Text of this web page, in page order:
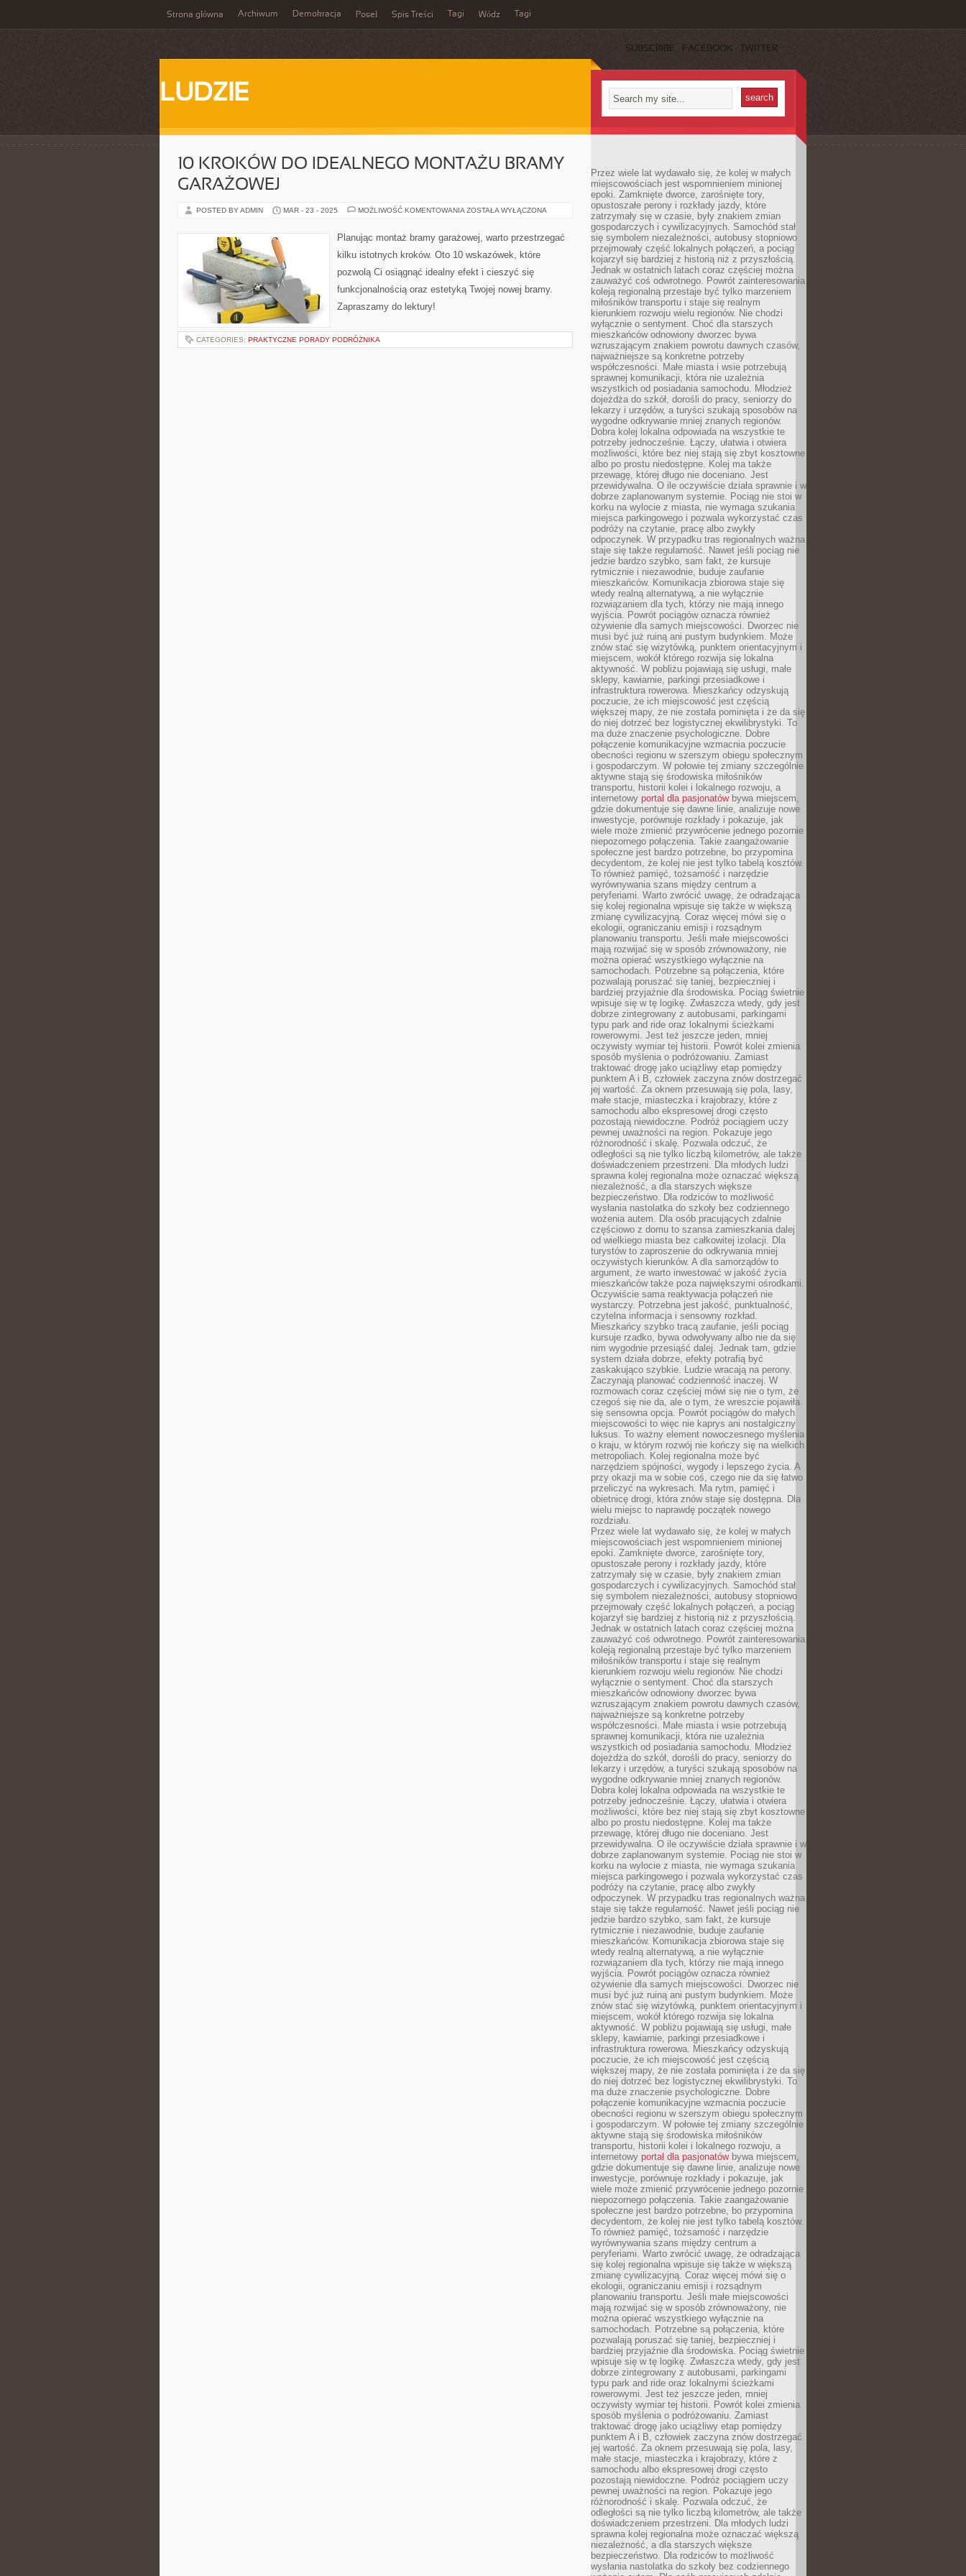
Strona główna Archiwum Demokracja Poseł Spis Treści Tagi Wódz Tagi
SUBSCRIBE FACEBOOK TWITTER
LUDZIE
10 KROKÓW DO IDEALNEGO MONTAŻU BRAMY
GARAŻOWEJ
POSTED BY ADMIN MAR - 23 - 2025 MOŻLIWOŚĆ KOMENTOWANIA 10
IDEALNEGO
MONTAŻU
GARAŻOWEJ
ZOSTAŁA WYŁĄCZONA
Planując montaż bramy garażowej, warto przestrzegać
kilku istotnych kroków. Oto 10 wskazówek, które
pozwolą Ci osiągnąć idealny efekt i cieszyć się
funkcjonalnością oraz estetyką Twojej nowej bramy.
Zapraszamy do lektury!
CATEGORIES: PRAKTYCZNE PORADY PODRÓŻNIKA
Przez wiele lat wydawało się, że kolej w małych
miejscowościach jest wspomnieniem minionej
epoki. Zamknięte dworce, zarośnięte tory,
opustoszałe perony i rozkłady jazdy, które
zatrzymały się w czasie, były znakiem zmian
gospodarczych i cywilizacyjnych. Samochód stał
się symbolem niezależności, autobusy stopniowo
przejmowały część lokalnych połączeń, a pociąg
kojarzył się bardziej z historią niż z przyszłością.
Jednak w ostatnich latach coraz częściej można
zauważyć coś odwrotnego. Powrót zainteresowania
koleją regionalną przestaje być tylko marzeniem
miłośników transportu i staje się realnym
kierunkiem rozwoju wielu regionów. Nie chodzi
wyłącznie o sentyment. Choć dla starszych
mieszkańców odnowiony dworzec bywa
wzruszającym znakiem powrotu dawnych czasów,
najważniejsze są konkretne potrzeby
współczesności. Małe miasta i wsie potrzebują
sprawnej komunikacji, która nie uzależnia
wszystkich od posiadania samochodu. Młodzież
dojeżdża do szkół, dorośli do pracy, seniorzy do
lekarzy i urzędów, a turyści szukają sposobów na
wygodne odkrywanie mniej znanych regionów.
Dobra kolej lokalna odpowiada na wszystkie te
potrzeby jednocześnie. Łączy, ułatwia i otwiera
możliwości, które bez niej stają się zbyt kosztowne
albo po prostu niedostępne. Kolej ma także
przewagę, której długo nie doceniano. Jest
przewidywalna. O ile oczywiście działa sprawnie i w
dobrze zaplanowanym systemie. Pociąg nie stoi w
korku na wylocie z miasta, nie wymaga szukania
miejsca parkingowego i pozwala wykorzystać czas
podróży na czytanie, pracę albo zwykły
odpoczynek. W przypadku tras regionalnych ważna
staje się także regularność. Nawet jeśli pociąg nie
jedzie bardzo szybko, sam fakt, że kursuje
rytmicznie i niezawodnie, buduje zaufanie
mieszkańców. Komunikacja zbiorowa staje się
wtedy realną alternatywą, a nie wyłącznie
rozwiązaniem dla tych, którzy nie mają innego
wyjścia. Powrót pociągów oznacza również
ożywienie dla samych miejscowości. Dworzec nie
musi być już ruiną ani pustym budynkiem. Może
znów stać się wizytówką, punktem orientacyjnym i
miejscem, wokół którego rozwija się lokalna
aktywność. W pobliżu pojawiają się usługi, małe
sklepy, kawiarnie, parkingi przesiadkowe i
infrastruktura rowerowa. Mieszkańcy odzyskują
poczucie, że ich miejscowość jest częścią
większej mapy, że nie została pominięta i że da się
do niej dotrzeć bez logistycznej ekwilibrystyki. To
ma duże znaczenie psychologiczne. Dobre
połączenie komunikacyjne wzmacnia poczucie
obecności regionu w szerszym obiegu społecznym
i gospodarczym. W połowie tej zmiany szczególnie
aktywne stają się środowiska miłośników
transportu, historii kolei i lokalnego rozwoju, a
internetowy portal dla pasjonatówbywa miejscem,
gdzie dokumentuje się dawne linie, analizuje nowe
inwestycje, porównuje rozkłady i pokazuje, jak
wiele może zmienić przywrócenie jednego pozornie
niepozornego połączenia. Takie zaangażowanie
społeczne jest bardzo potrzebne, bo przypomina
decydentom, że kolej nie jest tylko tabelą kosztów.
To również pamięć, tożsamość i narzędzie
wyrównywania szans między centrum a
peryferiami. Warto zwrócić uwagę, że odradzająca
się kolej regionalna wpisuje się także w większą
zmianę cywilizacyjną. Coraz więcej mówi się o
ekologii, ograniczaniu emisji i rozsądnym
planowaniu transportu. Jeśli małe miejscowości
mają rozwijać się w sposób zrównoważony, nie
można opierać wszystkiego wyłącznie na
samochodach. Potrzebne są połączenia, które
pozwalają poruszać się taniej, bezpieczniej i
bardziej przyjaźnie dla środowiska. Pociąg świetnie
wpisuje się w tę logikę. Zwłaszcza wtedy, gdy jest
dobrze zintegrowany z autobusami, parkingami
typu park and ride oraz lokalnymi ścieżkami
rowerowymi. Jest też jeszcze jeden, mniej
oczywisty wymiar tej historii. Powrót kolei zmienia
sposób myślenia o podróżowaniu. Zamiast
traktować drogę jako uciążliwy etap pomiędzy
punktem A i B, człowiek zaczyna znów dostrzegać
jej wartość. Za oknem przesuwają się pola, lasy,
małe stacje, miasteczka i krajobrazy, które z
samochodu albo ekspresowej drogi często
pozostają niewidoczne. Podróż pociągiem uczy
pewnej uważności na region. Pokazuje jego
różnorodność i skalę. Pozwala odczuć, że
odległości są nie tylko liczbą kilometrów, ale także
doświadczeniem przestrzeni. Dla młodych ludzi
sprawna kolej regionalna może oznaczać większą
niezależność, a dla starszych większe
bezpieczeństwo. Dla rodziców to możliwość
wysłania nastolatka do szkoły bez codziennego
wożenia autem. Dla osób pracujących zdalnie
częściowo z domu to szansa zamieszkania dalej
od wielkiego miasta bez całkowitej izolacji. Dla
turystów to zaproszenie do odkrywania mniej
oczywistych kierunków. A dla samorządów to
argument, że warto inwestować w jakość życia
mieszkańców także poza największymi ośrodkami.
Oczywiście sama reaktywacja połączeń nie
wystarczy. Potrzebna jest jakość, punktualność,
czytelna informacja i sensowny rozkład.
Mieszkańcy szybko tracą zaufanie, jeśli pociąg
kursuje rzadko, bywa odwoływany albo nie da się
nim wygodnie przesiąść dalej. Jednak tam, gdzie
system działa dobrze, efekty potrafią być
zaskakująco szybkie. Ludzie wracają na perony.
Zaczynają planować codzienność inaczej. W
rozmowach coraz częściej mówi się nie o tym, że
czegoś się nie da, ale o tym, że wreszcie pojawiła
się sensowna opcja. Powrót pociągów do małych
miejscowości to więc nie kaprys ani nostalgiczny
luksus. To ważny element nowoczesnego myślenia
o kraju, w którym rozwój nie kończy się na wielkich
metropoliach. Kolej regionalna może być
narzędziem spójności, wygody i lepszego życia. A
przy okazji ma w sobie coś, czego nie da się łatwo
przeliczyć na wykresach. Ma rytm, pamięć i
obietnicę drogi, która znów staje się dostępna. Dla
wielu miejsc to naprawdę początek nowego
rozdziału.
Przez wiele lat wydawało się, że kolej w małych
miejscowościach jest wspomnieniem minionej
epoki. Zamknięte dworce, zarośnięte tory,
opustoszałe perony i rozkłady jazdy, które
zatrzymały się w czasie, były znakiem zmian
gospodarczych i cywilizacyjnych. Samochód stał
się symbolem niezależności, autobusy stopniowo
przejmowały część lokalnych połączeń, a pociąg
kojarzył się bardziej z historią niż z przyszłością.
Jednak w ostatnich latach coraz częściej można
zauważyć coś odwrotnego. Powrót zainteresowania
koleją regionalną przestaje być tylko marzeniem
miłośników transportu i staje się realnym
kierunkiem rozwoju wielu regionów. Nie chodzi
wyłącznie o sentyment. Choć dla starszych
mieszkańców odnowiony dworzec bywa
wzruszającym znakiem powrotu dawnych czasów,
najważniejsze są konkretne potrzeby
współczesności. Małe miasta i wsie potrzebują
sprawnej komunikacji, która nie uzależnia
wszystkich od posiadania samochodu. Młodzież
dojeżdża do szkół, dorośli do pracy, seniorzy do
lekarzy i urzędów, a turyści szukają sposobów na
wygodne odkrywanie mniej znanych regionów.
Dobra kolej lokalna odpowiada na wszystkie te
potrzeby jednocześnie. Łączy, ułatwia i otwiera
możliwości, które bez niej stają się zbyt kosztowne
albo po prostu niedostępne. Kolej ma także
przewagę, której długo nie doceniano. Jest
przewidywalna. O ile oczywiście działa sprawnie i w
dobrze zaplanowanym systemie. Pociąg nie stoi w
korku na wylocie z miasta, nie wymaga szukania
miejsca parkingowego i pozwala wykorzystać czas
podróży na czytanie, pracę albo zwykły
odpoczynek. W przypadku tras regionalnych ważna
staje się także regularność. Nawet jeśli pociąg nie
jedzie bardzo szybko, sam fakt, że kursuje
rytmicznie i niezawodnie, buduje zaufanie
mieszkańców. Komunikacja zbiorowa staje się
wtedy realną alternatywą, a nie wyłącznie
rozwiązaniem dla tych, którzy nie mają innego
wyjścia. Powrót pociągów oznacza również
ożywienie dla samych miejscowości. Dworzec nie
musi być już ruiną ani pustym budynkiem. Może
znów stać się wizytówką, punktem orientacyjnym i
miejscem, wokół którego rozwija się lokalna
aktywność. W pobliżu pojawiają się usługi, małe
sklepy, kawiarnie, parkingi przesiadkowe i
infrastruktura rowerowa. Mieszkańcy odzyskują
poczucie, że ich miejscowość jest częścią
większej mapy, że nie została pominięta i że da się
do niej dotrzeć bez logistycznej ekwilibrystyki. To
ma duże znaczenie psychologiczne. Dobre
połączenie komunikacyjne wzmacnia poczucie
obecności regionu w szerszym obiegu społecznym
i gospodarczym. W połowie tej zmiany szczególnie
aktywne stają się środowiska miłośników
transportu, historii kolei i lokalnego rozwoju, a
internetowy portal dla pasjonatówbywa miejscem,
gdzie dokumentuje się dawne linie, analizuje nowe
inwestycje, porównuje rozkłady i pokazuje, jak
wiele może zmienić przywrócenie jednego pozornie
niepozornego połączenia. Takie zaangażowanie
społeczne jest bardzo potrzebne, bo przypomina
decydentom, że kolej nie jest tylko tabelą kosztów.
To również pamięć, tożsamość i narzędzie
wyrównywania szans między centrum a
peryferiami. Warto zwrócić uwagę, że odradzająca
się kolej regionalna wpisuje się także w większą
zmianę cywilizacyjną. Coraz więcej mówi się o
ekologii, ograniczaniu emisji i rozsądnym
planowaniu transportu. Jeśli małe miejscowości
mają rozwijać się w sposób zrównoważony, nie
można opierać wszystkiego wyłącznie na
samochodach. Potrzebne są połączenia, które
pozwalają poruszać się taniej, bezpieczniej i
bardziej przyjaźnie dla środowiska. Pociąg świetnie
wpisuje się w tę logikę. Zwłaszcza wtedy, gdy jest
dobrze zintegrowany z autobusami, parkingami
typu park and ride oraz lokalnymi ścieżkami
rowerowymi. Jest też jeszcze jeden, mniej
oczywisty wymiar tej historii. Powrót kolei zmienia
sposób myślenia o podróżowaniu. Zamiast
traktować drogę jako uciążliwy etap pomiędzy
punktem A i B, człowiek zaczyna znów dostrzegać
jej wartość. Za oknem przesuwają się pola, lasy,
małe stacje, miasteczka i krajobrazy, które z
samochodu albo ekspresowej drogi często
pozostają niewidoczne. Podróż pociągiem uczy
pewnej uważności na region. Pokazuje jego
różnorodność i skalę. Pozwala odczuć, że
odległości są nie tylko liczbą kilometrów, ale także
doświadczeniem przestrzeni. Dla młodych ludzi
sprawna kolej regionalna może oznaczać większą
niezależność, a dla starszych większe
bezpieczeństwo. Dla rodziców to możliwość
wysłania nastolatka do szkoły bez codziennego